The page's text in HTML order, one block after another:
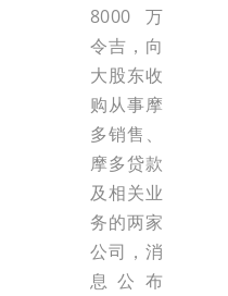
8000万
令吉，向
大股东收
购从事摩
多销售、
摩多贷款
及相关业
务的两家
公司，消
息公布